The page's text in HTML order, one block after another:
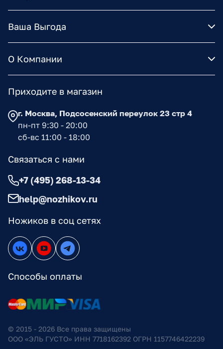
Ваша Выгода
О Компании
Ножиков в соц сетях
Способы оплаты
Приходите в магазин
г. Москва, Подсосенский переулок 23 стр 4
пн-пт 9:30 - 20:00
сб-вс 11:00 - 18:00
Связаться с нами
+7 (495) 268-13-34
help@nozhikov.ru
© 2015 - 2026 Все права защищены
ООО «ЭЛЬ ГУСТО» ИНН 7718162392 ОГРН 1157746422239